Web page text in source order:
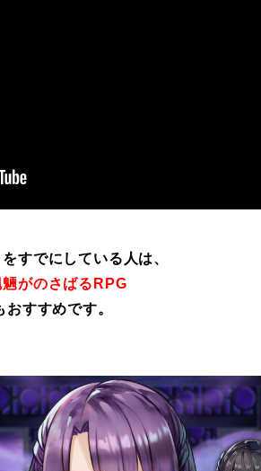
すでにしている人は、
がのさばるRPG
おすすめです。